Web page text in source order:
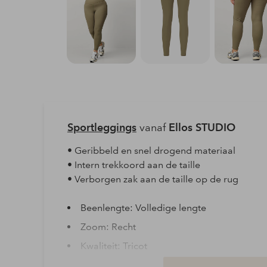
Sportleggingsvanaf Ellos STUDIO
• Geribbeld en snel drogend materiaal
• Intern trekkoord aan de taille
• Verborgen zak aan de taille op de rug
Beenlengte: Volledige lengte
Zoom: Recht
Kwaliteit: Tricot